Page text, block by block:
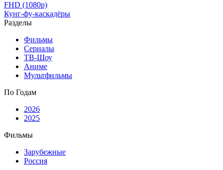
FHD (1080p)
Кунг-фу-каскадёры
Разделы
Фильмы
Сериалы
ТВ-Шоу
Аниме
Мультфильмы
По Годам
2026
2025
Фильмы
Зарубежные
Россия